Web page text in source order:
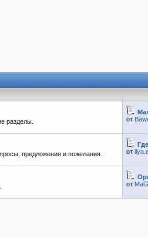
разделы.
от
предложения и пожелания.
от
от